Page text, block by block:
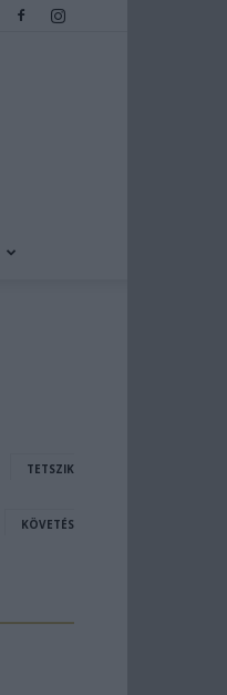
TETSZIK
KÖVETÉS